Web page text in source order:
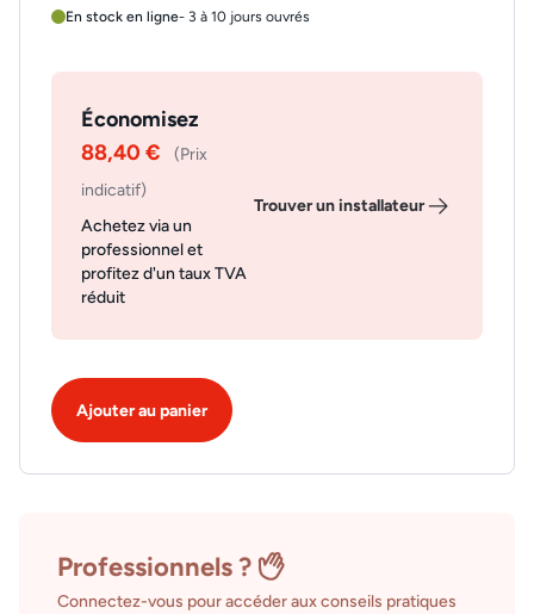
En stock en ligne- 3 à 10 jours ouvrés
Économisez
88,40 €
(Prix
indicatif)
Achetez via un
professionnel et
profitez d'un taux TVA
réduit
Trouver un installateur
Ajouter au panier
Professionnels ?
Connectez-vous pour accéder aux conseils pratiques